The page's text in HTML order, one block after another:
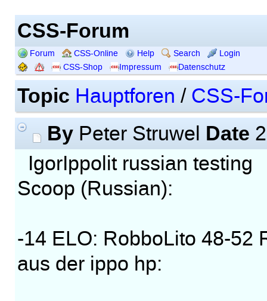
CSS-Forum
Forum CSS-Online Help Search
Login
CSS-Shop
Impressum Datenschutz
Topic Hauptforen / CSS-
ByPeter Struwel Date
IgorIppolit russian testing
Scoop (Russian):
-14 ELO: RobboLito 48-52
aus der ippo hp: